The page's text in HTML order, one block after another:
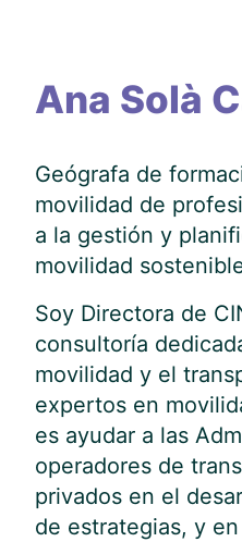
Ana Solà
Geógrafa de
movilidad de
a la gestión y
movilidad
Soy Directora de
consultoría
movilidad y el
expertos en
es ayudar a las
operadores de
privados en el
de estrategias, y